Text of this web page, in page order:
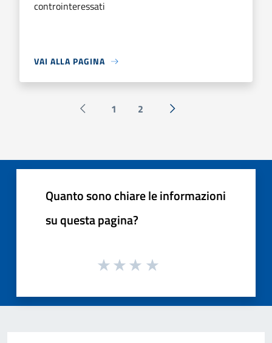
controinteressati
VAI ALLA PAGINA
Pagina precedente
1 2 Successiva »
Quanto sono chiare le informazioni
su questa pagina?